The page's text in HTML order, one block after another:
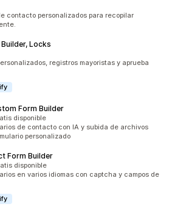
contacto personalizados para recopilar
Locks
registros mayoristas y aprueba
Form Builder
disponible
de contacto con IA y subida de archivos
personalizado
Form Builder
disponible
en varios idiomas con captcha y campos de